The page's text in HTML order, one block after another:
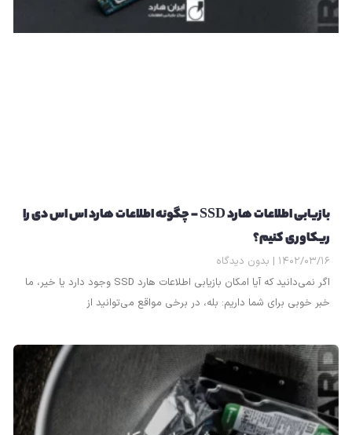
بازیابی اطلاعات هارد SSD – چگونه اطلاعات هارد اس اس دی را
ریکاوری کنیم؟
۱۴۰۲/۰۳/۱۶
بدون دیدگاه
اگر نمی‌دانید که آیا امکان بازیابی اطلاعات هارد SSD وجود دارد یا خیر، ما
خبر خوبی برای شما داریم: بله، در برخی مواقع می‌توانید از